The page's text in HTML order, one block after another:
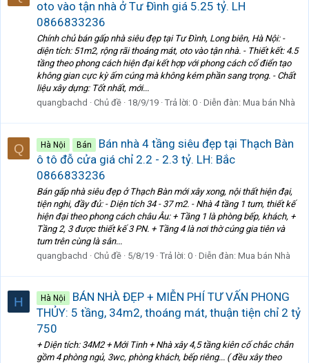
oto vào tận nhà ở Tư Đình giá 5.25 tỷ. LH
0866833236
Chính chủ bán gấp nhà siêu đẹp tại Tư Đình, Long biên, Hà Nội: -
diện tích: 51m2, rộng rãi thoáng mát, oto vào tận nhà. - Thiết kết: 4.5
tầng theo phong cách hiện đại kết hợp với phong cách cổ điển tạo
không gian cực kỳ ấm cúng mà không kém phần sang trọng. - Chất
liệu xây dựng: Tốt nhất, mới...
quangbachd
Chủ đề 18/9/19 Trả lời: 0 Diễn đàn: Mua bán Nhà
Q Hà Nội Bán
Bán nhà 4 tầng siêu đẹp tại Thạch Bàn
ô tô đỗ cửa giá chỉ 2.2 - 2.3 tỷ. LH: Bắc
0866833236
Bán gấp nhà siêu đẹp ở Thạch Bàn mới xây xong, nội thất hiện đại,
tiện nghi, đầy đủ: - Diện tích 34 - 37 m2. - Nhà 4 tầng 1 tum, thiết kế
hiện đại theo phong cách châu Âu: + Tầng 1 là phòng bếp, khách, +
Tầng 2, 3 được thiết kế 3 PN. + Tầng 4 là nơi thờ cúng gia tiên và
tum trên cùng là sân...
quangbachd
Chủ đề 5/8/19 Trả lời: 0 Diễn đàn: Mua bán Nhà
H Hà Nội
BÁN NHÀ ĐẸP + MIỄN PHÍ TƯ VẤN PHONG
THỦY: 5 tầng, 34m2, thoáng mát, thuận tiện chỉ 2 tỷ
750
+ Diện tích: 34M2 + Mới Tinh + Nhà xây 4,5 tầng kiên cố chắc chắn
gồm 4 phòng ngủ, 3wc, phòng khách, bếp riêng... ( đều xây theo